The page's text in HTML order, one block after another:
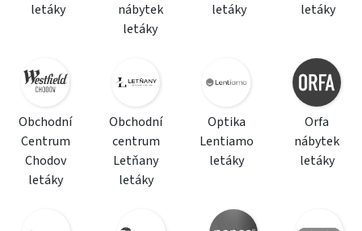
letáky
nábytek
letáky
letáky
letáky
Obchodní
Centrum
Chodov
letáky
Obchodní
centrum
Letňany
letáky
Optika
Lentiamo
letáky
Orfa
nábytek
letáky